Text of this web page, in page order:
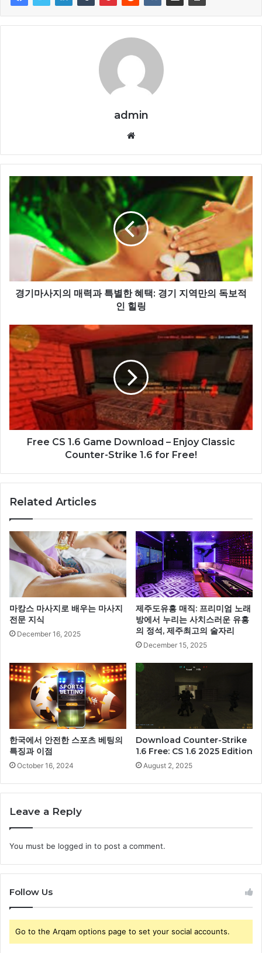
admin
Website
경기마사지의 매력과 특별한 혜택: 경기 지역만의 독보적
인 힐링
Free CS 1.6 Game Download – Enjoy Classic
Counter-Strike 1.6 for Free!
Related Articles
마캉스 마사지로 배우는 마사지
전문 지식
December 16, 2025
제주도유흥 매직: 프리미엄 노래
방에서 누리는 사치스러운 유흥
의 정석, 제주최고의 술자리
December 15, 2025
한국에서 안전한 스포츠 베팅의
특징과 이점
October 16, 2024
Download Counter-Strike
1.6 Free: CS 1.6 2025 Edition
August 2, 2025
Leave a Reply
You must be logged in to post a comment.
Follow Us
Go to the Arqam options page to set your social accounts.